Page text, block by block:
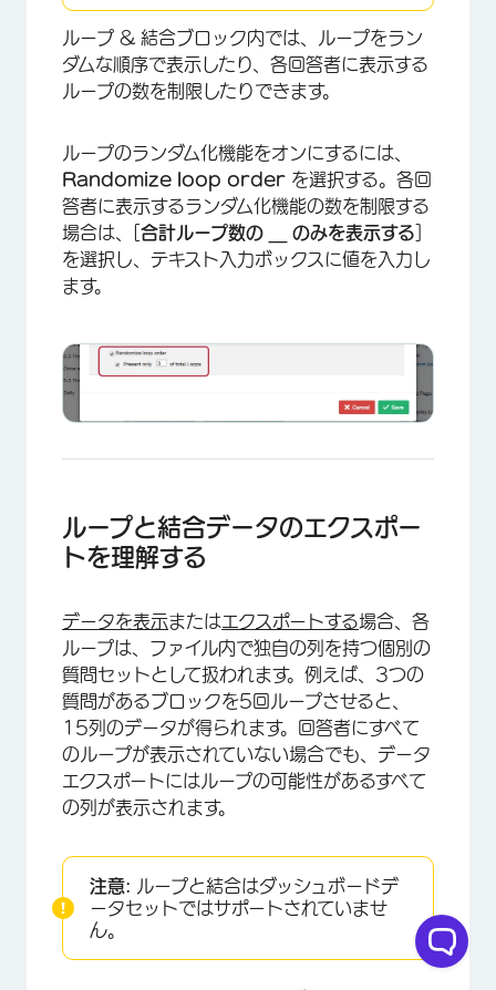
×
ループ & 結合ブロック内では、ループをラン
ダムな順序で表示したり、各回答者に表示する
ループの数を制限したりできます。
ループのランダム化機能をオンにするには、
Randomize loop order を選択する。各回
答者に表示するランダム化機能の数を制限する
場合は、[ 合計ループ数の __ のみを表示する
を選択し、テキスト入力ボックスに値を入力し
ます。
ループと結合データのエクスポー
トを理解する
データを表示またはエクスポートする場合、各
ループは、ファイル内で独自の列を持つ個別の
質問セットとして扱われます。例えば、3つの
質問があるブロックを5回ループさせると、
15列のデータが得られます。回答者にすべて
のループが表示されていない場合でも、データ
エクスポートにはループの可能性があるすべて
の列が表示されます。
注意: ループと結合はダッシュボードデ
ータセットではサポートされていませ
ん。